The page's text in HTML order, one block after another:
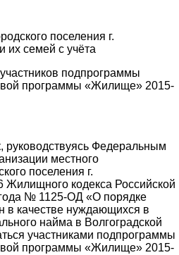
поселения г.
их семей с учёта
подпрограммы
программы «Жилище» 2015-
руководствуясь Федеральным
местного
поселения г.
Жилищного кодекса Российской
№ 1125-ОД «О порядке
в качестве нуждающихся в
найма в Волгоградской
участниками подпрограммы
программы «Жилище» 2015-